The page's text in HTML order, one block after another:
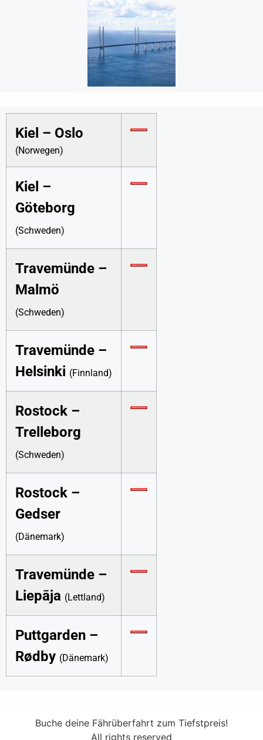
Kiel – Oslo
(Norwegen)
Kiel –
Göteborg
(Schweden)
Travemünde –
Malmö
(Schweden)
Travemünde –
Helsinki (Finnland)
Rostock –
Trelleborg
(Schweden)
Rostock –
Gedser
(Dänemark)
Travemünde –
Liepāja (Lettland)
Puttgarden –
Rødby (Dänemark)
Buche deine Fährüberfahrt zum Tiefstpreis!
All rights reserved